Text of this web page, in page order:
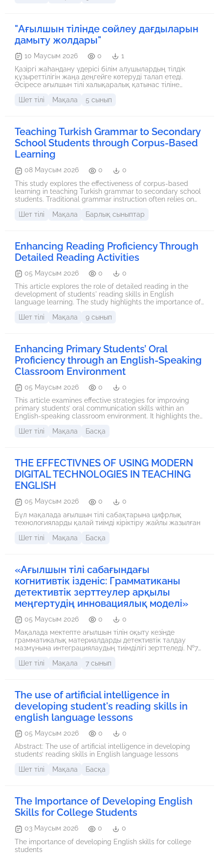
"Ағылшын тілінде сөйлеу дағдыларын
дамыту жолдары"
10 Маусым 2026 0
1
Қазіргі жаһандану үдерісі білім алушылардың тілдік
құзыреттілігін жаңа деңгейге көтеруді талап етеді.
Әсіресе ағылшын тілі халықаралық қатынас тіліне
алмасудың негізгі құралы ретінде орнықты. Сондықтан
оқушылардың сөйлесім әрекетін дамытуға ерекше көңіл
бөлуді қажет етеді. Өйткені сөйлеу дағдысы — тілдік
құзыреттіліктің негізгі көрсеткіші және мәдениаралық
коммуникацияның басты шарты. Сөйлеу дағдысы тек
ақпарат алмасу, пікір білдіру, сұхбат жүргізу, жағдаятта
тілдік құралдарды орынды қолдана білу қабілеті. Тілді
меңгерген оқушының мақсаты грамматикалық
қателіктерсіз сөйлеу ғана емес, қарым-қатынастың
әлеуметтік-мәдени нормаларын сақтап, нақты жағдайға
сай тілдік бірліктерді тиімді пайдалану. Сондықтан
ағылшын тілін оқытуда басты назар оқушылардың а
Шет тілі Мақала 5 сынып
Teaching Turkish Grammar to Secondary
School Students through Corpus-Based
Learning
08 Маусым 2026 0
0
This study explores the effectiveness of corpus-based
learning in teaching Turkish grammar to secondary school
students. Traditional grammar instruction often relies on
may limit students’ ability to understand authentic
Шет тілі Мақала Барлық сыныптар
Enhancing Reading Proficiency Through
Detailed Reading Activities
05 Маусым 2026 0
0
This article explores the role of detailed reading in the
development of students' reading skills in English
language learning. The study highlights the importance of
vocabulary acquisition, grammatical awareness, and
students’ overall language proficiency.
Шет тілі Мақала 9 сынып
Enhancing Primary Students’ Oral
Proficiency through an English-Speaking
Classroom Environment
05 Маусым 2026 0
0
This article examines effective strategies for improving
primary students’ oral communication skills within an
English-speaking classroom environment. It highlights the
activities and drama-based learning, in fostering language
importance of creating a positive and communicative
learning atmosphere.
Шет тілі Мақала Басқа
THE EFFECTIVNES OF USING MODERN
DIGITAL TECHNOLOGIES IN TEACHING
ENGLISH
05 Маусым 2026 0
0
Бұл мақалада ағылшын тілі сабақтарына цифрлық
технологияларды қалай тиімді кіріктіру жайлы жазылған
Шет тілі
Мақала Басқа
«Ағылшын тілі сабағындағы
когнитивтік ізденіс: Грамматиканы
детективтік зерттеулер арқылы
меңгертудің инновациялық моделі»
05 Маусым 2026 0
0
Мақалада мектепте ағылшын тілін оқыту кезінде
грамматикалық материалдарды детективтік талдау
мазмұнына интеграциялаудың тиімділігі зерттеледі. №76
оқушыларымен жүргізілген тәжірибелік жұмыстар
тәжірибелік тетіктері мен нақты көрсеткіштері
сипатталған.
Шет тілі Мақала 7 сынып
The use of artificial intelligence in
developing student's reading skills in
english language lessons
05 Маусым 2026 0
0
Abstract: The use of artificial intelligence in developing
students’ reading skills in English language lessons
Шет тілі
Мақала Басқа
The Importance of Developing English
Skills for College Students
03 Маусым 2026 0
0
The importance of developing English skills for college
students